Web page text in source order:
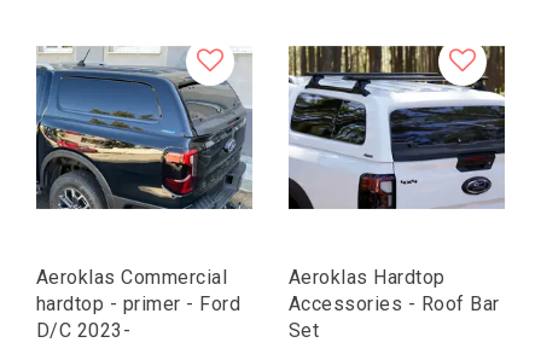
Aeroklas Commercial
hardtop - primer - Ford
D/C 2023-
Aeroklas Hardtop
Accessories - Roof Bar
Set